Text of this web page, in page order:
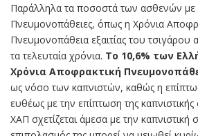
Παράλληλα τα ποσοστά των ασθενών με
Πνευμονοπάθειες, όπως η Χρόνια
Πνευμονοπάθεια εξαιτίας του τσιγάρου
τα τελευταία χρόνια. To 10,6% των
Χρόνια Αποφρακτική
ως νόσο των καπνιστών, καθώς η
ευθέως με την επίπτωση της
ΧΑΠ σχετίζεται άμεσα με την καπνιστική